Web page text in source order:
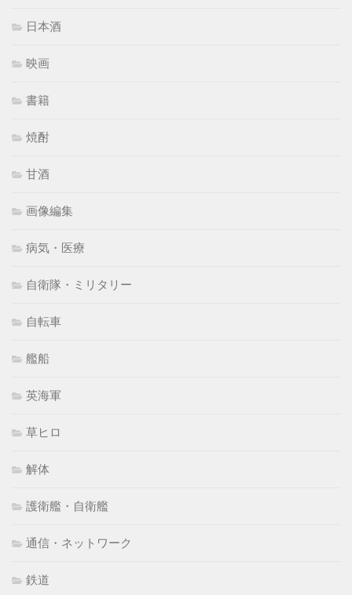
日本酒
映画
書籍
焼酎
甘酒
画像編集
病気・医療
自衛隊・ミリタリー
自転車
艦船
英海軍
草ヒロ
解体
護衛艦・自衛艦
通信・ネットワーク
鉄道